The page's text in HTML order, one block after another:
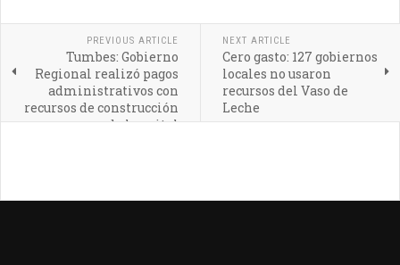
PREVIOUS ARTICLE
Tumbes: Gobierno
Regional realizó pagos
administrativos con
recursos de construcción
de hospital
NEXT ARTICLE
Cero gasto: 127 gobiernos
locales no usaron
recursos del Vaso de
Leche